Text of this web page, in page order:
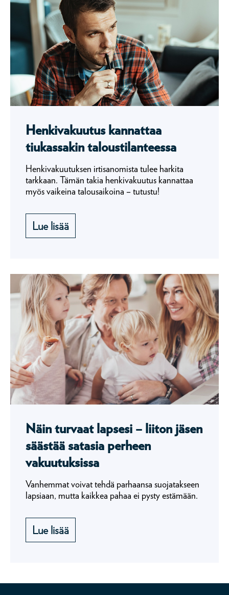
Henkivakuutus kannattaa
tiukassakin taloustilanteessa
Henkivakuutuksen irtisanomista tulee harkita
tarkkaan. Tämän takia henkivakuutus kannattaa
myös vaikeina talousaikoina – tutustu!
Lue lisää
Näin turvaat lapsesi – liiton jäsen
säästää satasia perheen
vakuutuksissa
Vanhemmat voivat tehdä parhaansa suojatakseen
lapsiaan, mutta kaikkea pahaa ei pysty estämään.
Lue lisää